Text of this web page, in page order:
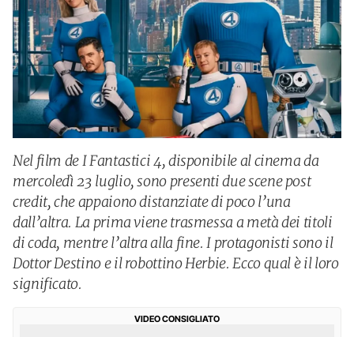
Nel film de I Fantastici 4, disponibile al cinema da
mercoledì 23 luglio, sono presenti due scene post
credit, che appaiono distanziate di poco l’una
dall’altra. La prima viene trasmessa a metà dei titoli
di coda, mentre l’altra alla fine. I protagonisti sono il
Dottor Destino e il robottino Herbie. Ecco qual è il loro
significato.
VIDEO CONSIGLIATO